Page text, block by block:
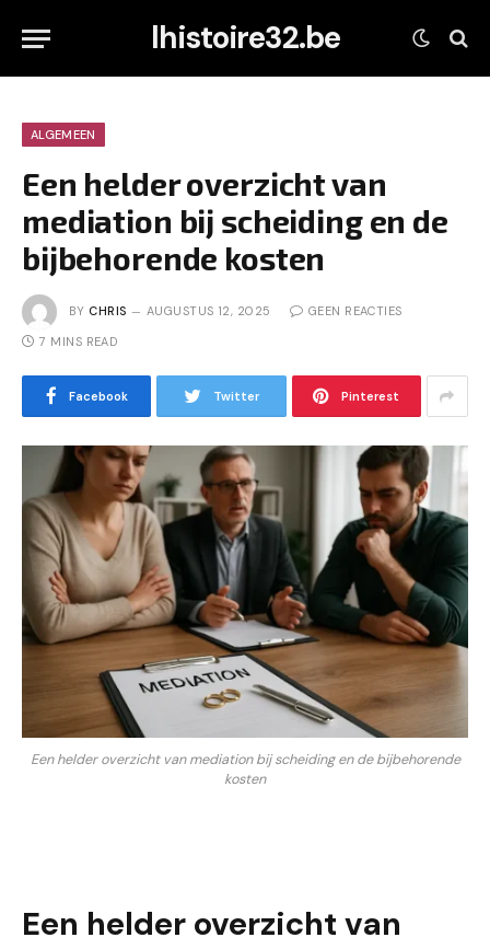
lhistoire32.be
ALGEMEEN
Een helder overzicht van
mediation bij scheiding en de
bijbehorende kosten
BY CHRIS AUGUSTUS 12, 2025 GEEN REACTIES
7 MINS READ
Facebook Twitter Pinterest
Een helder overzicht van mediation bij scheiding en de bijbehorende
kosten
Een helder overzicht van